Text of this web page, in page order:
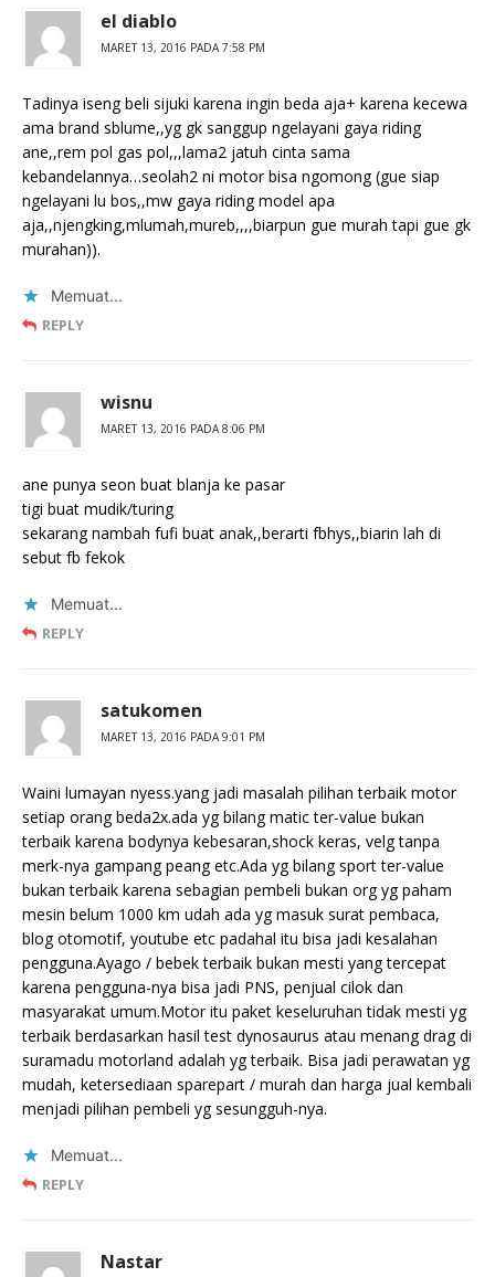
el diablo
MARET 13, 2016 PADA 7:58 PM
Tadinya iseng beli sijuki karena ingin beda aja+ karena kecewa
ama brand sblume,,yg gk sanggup ngelayani gaya riding
ane,,rem pol gas pol,,,lama2 jatuh cinta sama
kebandelannya…seolah2 ni motor bisa ngomong (gue siap
ngelayani lu bos,,mw gaya riding model apa
aja,,njengking,mlumah,mureb,,,,biarpun gue murah tapi gue gk
murahan)).
Memuat...
REPLY
wisnu
MARET 13, 2016 PADA 8:06 PM
ane punya seon buat blanja ke pasar
tigi buat mudik/turing
sekarang nambah fufi buat anak,,berarti fbhys,,biarin lah di
sebut fb fekok
Memuat...
REPLY
satukomen
MARET 13, 2016 PADA 9:01 PM
Waini lumayan nyess.yang jadi masalah pilihan terbaik motor
setiap orang beda2x.ada yg bilang matic ter-value bukan
terbaik karena bodynya kebesaran,shock keras, velg tanpa
merk-nya gampang peang etc.Ada yg bilang sport ter-value
bukan terbaik karena sebagian pembeli bukan org yg paham
mesin belum 1000 km udah ada yg masuk surat pembaca,
blog otomotif, youtube etc padahal itu bisa jadi kesalahan
pengguna.Ayago / bebek terbaik bukan mesti yang tercepat
karena pengguna-nya bisa jadi PNS, penjual cilok dan
masyarakat umum.Motor itu paket keseluruhan tidak mesti yg
terbaik berdasarkan hasil test dynosaurus atau menang drag di
suramadu motorland adalah yg terbaik. Bisa jadi perawatan yg
mudah, ketersediaan sparepart / murah dan harga jual kembali
menjadi pilihan pembeli yg sesungguh-nya.
Memuat...
REPLY
Nastar